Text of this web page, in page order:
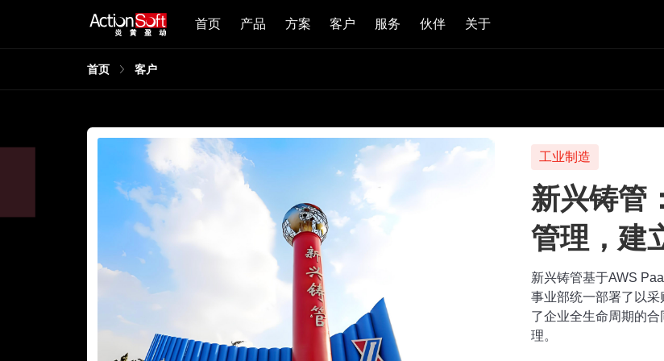
首页 产品 方案 客户 服务 伙伴 关于
首页 客户
工业制造
新兴铸管
管理，建
新兴铸管基于AWS
事业部统一部署了以
了企业全生命周期的
理。